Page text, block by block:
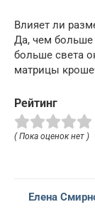
Влияет ли
Да, чем больше
больше света
матрицы
Рейтинг
( Пока оценок нет )
Елена